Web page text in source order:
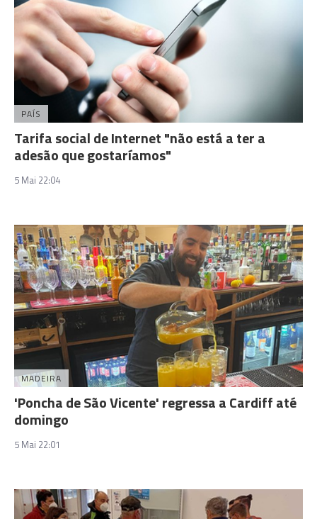
PAÍS
Tarifa social de Internet "não está a ter a
adesão que gostaríamos"
5 Mai 22:04
MADEIRA
'Poncha de São Vicente' regressa a Cardiff até
domingo
5 Mai 22:01